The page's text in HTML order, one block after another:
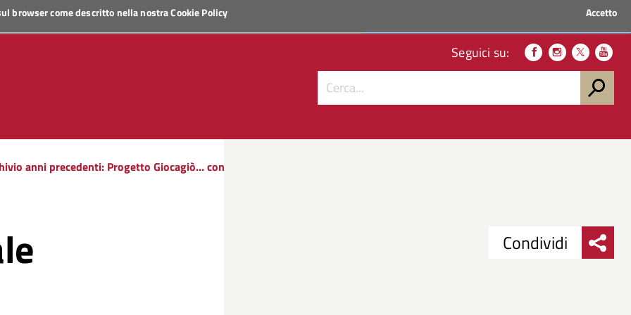
browser come descritto nella nostraCookie Policy Accetto
Seguici su:
anni precedenti: Progetto Giocagiò... con
Condividi